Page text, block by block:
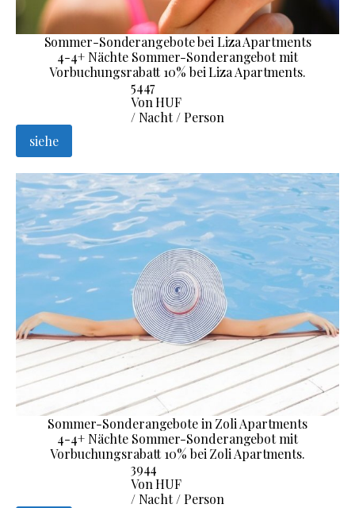
Sommer-Sonderangebote bei Liza Apartments
4-4+ Nächte Sommer-Sonderangebot mit
Vorbuchungsrabatt 10% bei Liza Apartments.
5447
Von HUF
/ Nacht / Person
siehe
Sommer-Sonderangebote in Zoli Apartments
4-4+ Nächte Sommer-Sonderangebot mit
Vorbuchungsrabatt 10% bei Zoli Apartments.
3944
Von HUF
/ Nacht / Person